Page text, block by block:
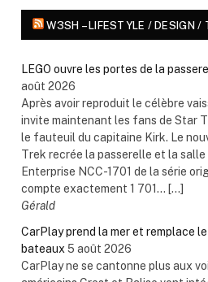
W3SH – LIFESTYLE / DESIGN /
LEGO ouvre les portes de la
août 2026
Après avoir reproduit le célèbre
invite maintenant les fans de Star
le fauteuil du capitaine Kirk. Le
Trek recrée la passerelle et la salle
Enterprise NCC-1701 de la série
compte exactement 1 701... […]
Gérald
CarPlay prend la mer et remplace
bateaux 5 août 2026
CarPlay ne se cantonne plus aux